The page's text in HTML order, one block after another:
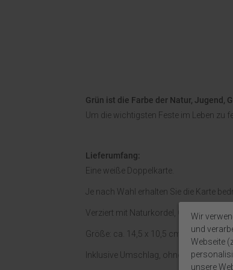
Grün ist die Farbe der Natur, Jugend,
Um die wichtigsten Feste im Leben zu
Lieferumfang:
Eine weiße Doppelkarte.
Je nach Wahl erhalten Sie die Karte
Verziert mit Naturkordel,
Größe: ca. 14,5 x 10,5 cm.
Inklusive Umschlag, ohne Einlegeblatt.
Wir
und
Webseite
unsere